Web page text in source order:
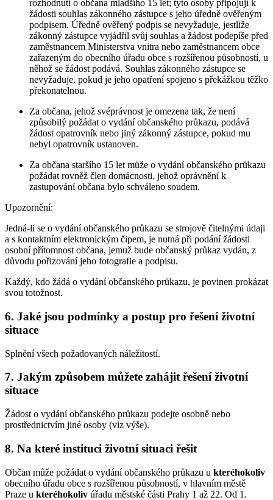
rozhodnutí o občana mladšího 15 let; tyto osoby připojují k
žádosti souhlas zákonného zástupce s jeho úředně ověřeným
podpisem. Úředně ověřený podpis se nevyžaduje, jestliže
zákonný zástupce vyjádřil svůj souhlas a žádost podepíše před
zaměstnancem Ministerstva vnitra nebo zaměstnancem obce
zařazeným do obecního úřadu obce s rozšířenou působností, u
něhož se žádost podává. Souhlas zákonného zástupce se
nevyžaduje, pokud je jeho opatření spojeno s překážkou těžko
překonatelnou.
Za občana, jehož svéprávnost je omezena tak, že není
způsobilý požádat o vydání občanského průkazu, podává
žádost opatrovník nebo jiný zákonný zástupce, pokud mu
nebyl opatrovník ustanoven.
Za občana staršího 15 let může o vydání občanského průkazu
požádat rovněž člen domácnosti, jehož oprávnění k
zastupování občana bylo schváleno soudem.
Upozornění:
Jedná-li se o vydání občanského průkazu se strojově čitelnými údaji
a s kontaktním elektronickým čipem, je nutná při podání žádosti
osobní přítomnost občana, jemuž bude občanský průkaz vydán, z
důvodu pořizování jeho fotografie a podpisu.
Každý, kdo žádá o vydání občanského průkazu, je povinen prokázat
svou totožnost.
6. Jaké jsou podmínky a postup pro řešení životní
situace
Splnění všech požadovaných náležitostí.
7. Jakým způsobem můžete zahájit řešení životní
situace
Žádost o vydání občanského průkazu podejte osobně nebo
prostřednictvím jiné osoby (viz výše).
8. Na které instituci životní situaci řešit
Občan může požádat o vydání občanského průkazu u kteréhokoliv
obecního úřadu obce s rozšířenou působností, v hlavním městě
Praze u kteréhokoliv úřadu městské části Prahy 1 až 22. Od 1.